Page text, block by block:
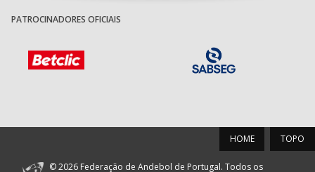
PATROCINADORES OFICIAIS
TOPO
HOME
© 2026 Federação de Andebol de Portugal. Todos os